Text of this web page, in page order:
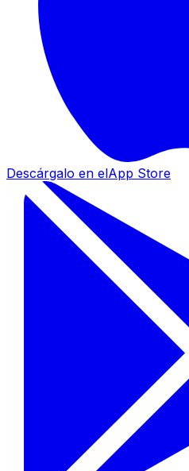
Descárgalo en elApp Store